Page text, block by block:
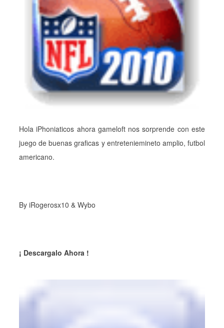
Hola iPhoniaticos ahora gameloft nos sorprende con este
juego de buenas graficas y entreteniemineto amplio, futbol
americano.
By iRogerosx10 & Wybo
¡ Descargalo Ahora !